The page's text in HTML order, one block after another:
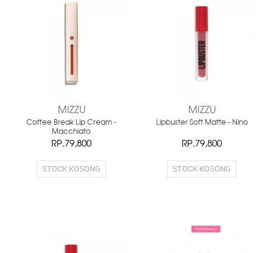
MIZZU
Coffee Break Lip Cream -
Macchiato
RP.79,800
STOCK KOSONG
MIZZU
Lipbuster Soft Matte - Nino
RP.79,800
STOCK KOSONG